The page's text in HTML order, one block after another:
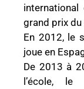
grand prix
En 2012, le
joue en
De 2013 à
l’école,